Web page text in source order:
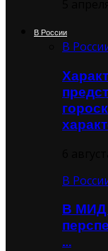
В России
В
В
В МИД
…